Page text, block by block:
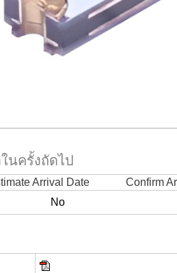
นครั้งถัดไป
Arrival Date
Confirm
No